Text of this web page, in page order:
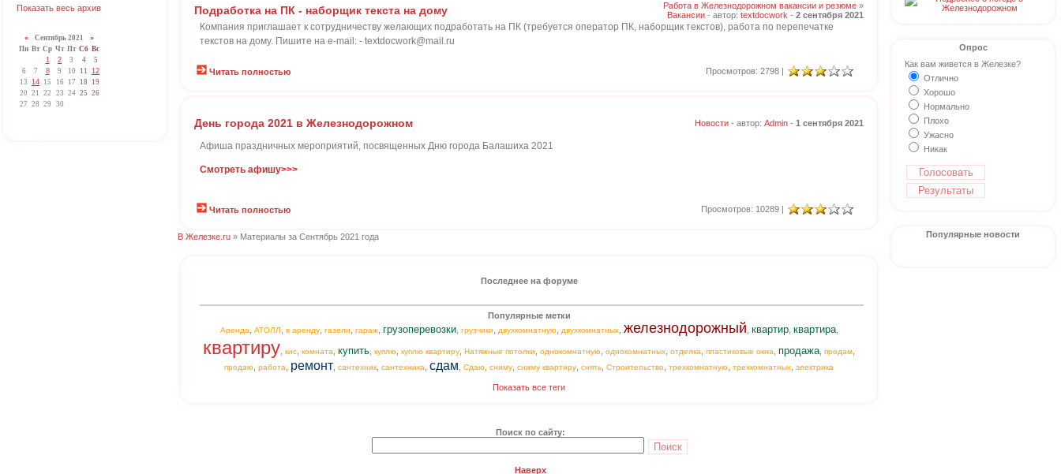
Показать весь архив
« Сентябрь 2021 »
Пн Вт Ср Чт Пт Сб Вс
1
2 3 4
5
6
7 8 9 10 11 12
13 14 15 16 17 18
19
20 21 22 23 24 25 26
27 28 29 30
Подработка на ПК - наборщик текста на дому Работа в Железнодорожном вакансии и резюме »
Вакансии - автор: textdocwork - 2 сентября 2021
Компания приглашает к сотрудничеству желающих подработать на ПК (требуется оператор ПК, наборщик текстов), работа по перепечатке
текстов на дому. Пишите на e-mail: - textdocwork@mail.ru
Читать полностью Просмотров: 2798 |
День города 2021 в Железнодорожном Новости - автор: Admin - 1 сентября 2021
Афиша праздничных мероприятий, посвященных Дню города Балашиха 2021
Смотреть афишу>>>
Читать полностью Просмотров: 10289 |
В Железке.ru » Материалы за Сентябрь 2021 года
Последнее на форуме
Популярные метки
Аренда АТОЛЛ в аренду, газели гараж, грузоперевозки, грузчики двухкомнатную двухкомнатных, железнодорожный квартир, квартира,
квартиру кис комната купить куплю куплю квартиру Натяжные потолки однокомнатную однокомнатных отделка пластиковые окна продажа продам
продаю работа ремонт сантехник сантехника сдам Сдаю сниму сниму квартиру снять Строительство трехкомнатную трехкомнатных электрика
Показать все теги
Опрос
Как вам живется в Железке?
Отлично
Хорошо
Нормально
Плохо
Ужасно
Никак
Популярные новости
Поиск по сайту:
Наверх